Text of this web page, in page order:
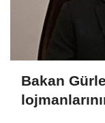
Bakan